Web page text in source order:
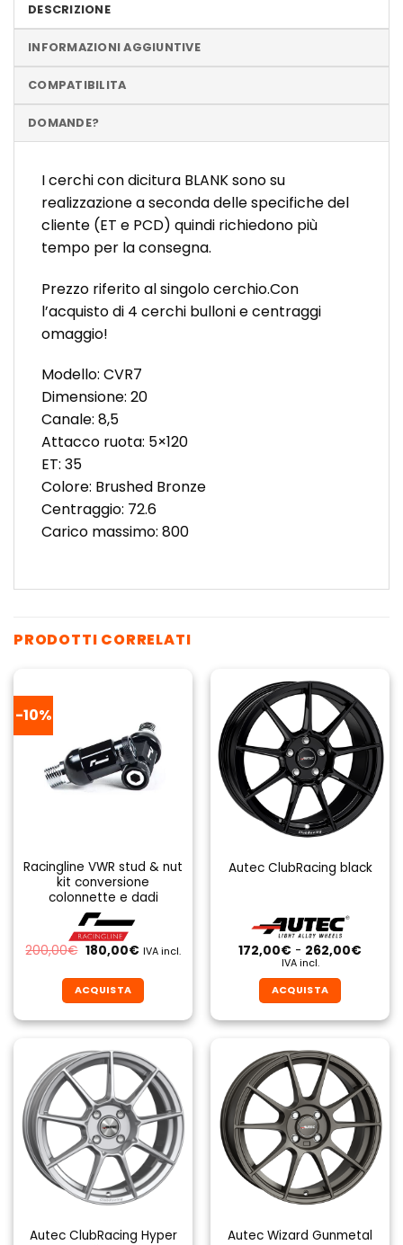
DESCRIZIONE
INFORMAZIONI AGGIUNTIVE
COMPATIBILITA
DOMANDE?
I cerchi con dicitura BLANK sono su
realizzazione a seconda delle specifiche del
cliente (ET e PCD) quindi richiedono più
tempo per la consegna.
Prezzo riferito al singolo cerchio.Con
l’acquisto di 4 cerchi bulloni e centraggi
omaggio!
Modello: CVR7
Dimensione: 20
Canale: 8,5
Attacco ruota: 5×120
ET: 35
Colore: Brushed Bronze
Centraggio: 72.6
Carico massimo: 800
PRODOTTI CORRELATI
-10%
Racingline VWR stud & nut
kit conversione
colonnette e dadi
200,00€ Il
prezzo
era:
200,00€.
180,00€Il
è:
180,00€.
IVA incl.
ACQUISTA
prodotto
ha
più
varianti.
Le
opzioni
possono
essere
scelte
nella
del
Autec ClubRacing black
172,00€ - 262,00€Fascia
IVA incl.
ACQUISTA
prodotto
ha
più
varianti.
Le
opzioni
possono
essere
scelte
nella
del
Autec ClubRacing Hyper
Autec Wizard Gunmetal